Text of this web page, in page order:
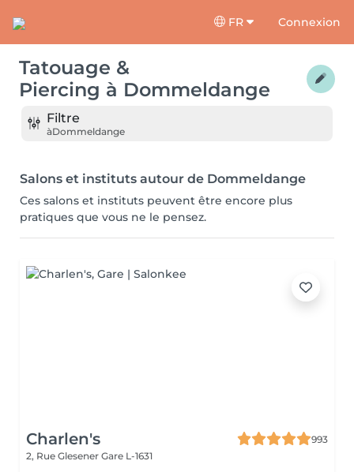
FR Connexion
Tatouage &
Piercing à Dommeldange
Filtre
àDommeldange
Salons et instituts autour de Dommeldange
Ces salons et instituts peuvent être encore plus
pratiques que vous ne le pensez.
Charlen's
993
2, Rue Glesener Gare L-1631